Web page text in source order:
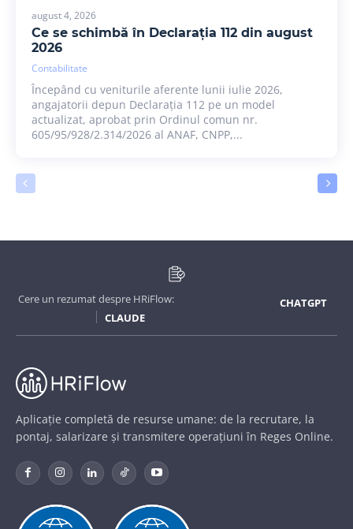
august 4, 2026
Ce se schimbă în Declarația 112 din august
2026
Contabilitate
Începând cu veniturile aferente lunii iulie 2026,
angajatorii depun Declarația 112 pe un model
actualizat, aprobat prin Ordinul comun nr.
605/95/928/2.314/2026 al ANAF, CNPP,...
Cere un rezumat despre HRiFlow:
CHATGPT
CLAUDE
Aplicație completă de resurse umane: de la recrutare, la
pontaj, salarizare și transmitere operațiuni în Reges Online.